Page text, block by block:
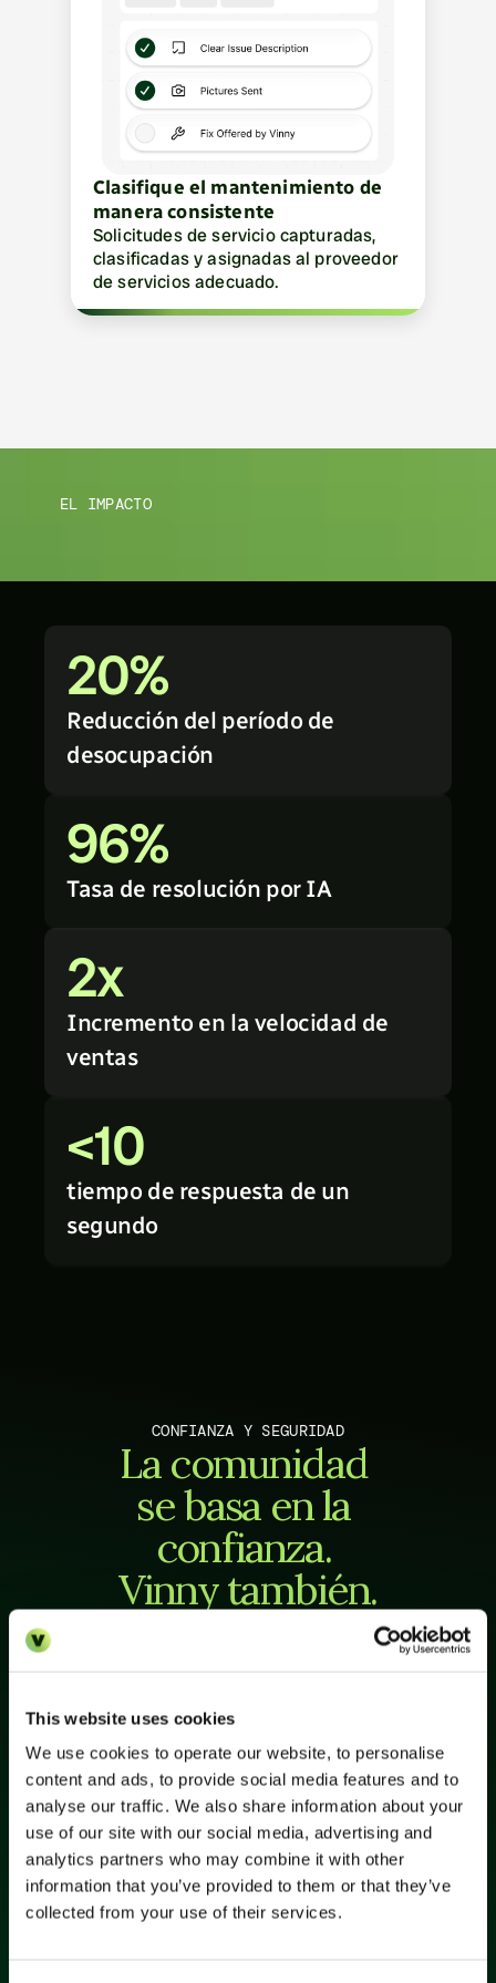
This website uses cookies
We use cookies to operate our website, to personalise
content and ads, to provide social media features and to
analyse our traffic. We also share information about your
use of our site with our social media, advertising and
analytics partners who may combine it with other
information that you’ve provided to them or that they’ve
collected from your use of their services.
Clasifique el mantenimiento de
manera consistente
Solicitudes de servicio capturadas,
clasificadas y asignadas al proveedor
de servicios adecuado.
EL IMPACTO
20%
Reducción del período de
desocupación
96%
Tasa de resolución por IA
2x
Incremento en la velocidad de
ventas
<10
tiempo de respuesta de un
segundo
CONFIANZA Y SEGURIDAD
La comunidad
se basa en la
confianza.
Vinny también.
Seguridad de nivel empresarial, diseñada para
proteger las relaciones comerciales más
Prioridad a la privacidad y cumplimiento
Vinny cumple con SOC 2 y GDPR, y ofrecemos
residencia de datos en la UE para que sus
datos nunca salgan de la región.